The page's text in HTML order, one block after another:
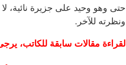
حتى وهو وحيد على جزيرة نائية،
ونظرته للآخر.
لقراءة مقالات سابقة للكاتب،